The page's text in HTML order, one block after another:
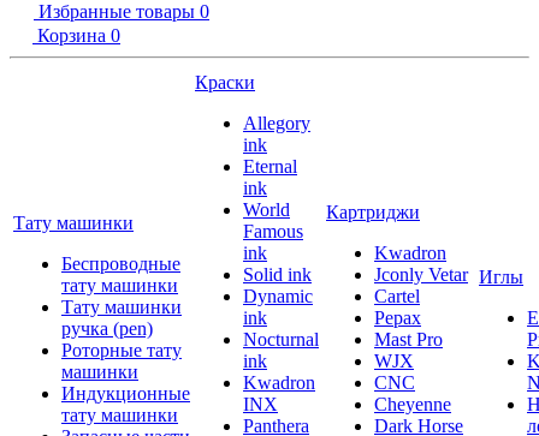
Избранные товары 0
Корзина 0
Тату машинки
Беспроводные
тату машинки
Тату машинки
ручка (pen)
Роторные тату
машинки
Индукционные
тату машинки
Краски
Allegory
ink
Eternal
ink
World
Famous
ink
Solid ink
Dynamic
ink
Nocturnal
ink
Kwadron
INX
Panthera
Картриджи
Kwadron
Jconly Vetar
Cartel
Pepax
Mast Pro
WJX
CNC
Cheyenne
Dark Horse
Иглы